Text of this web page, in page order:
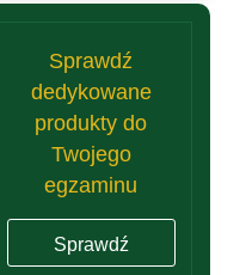
Sprawdź
dedykowane
produkty do
Twojego
egzaminu
Sprawdź